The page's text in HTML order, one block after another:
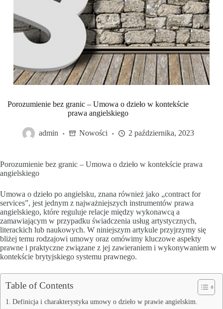
Porozumienie bez granic – Umowa o dzieło w kontekście
prawa angielskiego
admin Nowości 2 października, 2023
Porozumienie bez granic – Umowa o dzieło w kontekście prawa
angielskiego
Umowa o dzieło po angielsku, znana również jako „contract for
services”, jest jednym z najważniejszych instrumentów prawa
angielskiego, które reguluje relacje między wykonawcą a
zamawiającym w przypadku świadczenia usług artystycznych,
literackich lub naukowych. W niniejszym artykule przyjrzymy się
bliżej temu rodzajowi umowy oraz omówimy kluczowe aspekty
prawne i praktyczne związane z jej zawieraniem i wykonywaniem w
kontekście brytyjskiego systemu prawnego.
Table of Contents
Definicja i charakterystyka umowy o dzieło w prawie angielskim.